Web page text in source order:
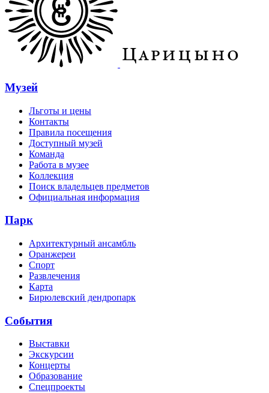
Музей
Льготы и цены
Контакты
Правила посещения
Доступный музей
Команда
Работа в музее
Коллекция
Поиск владельцев предметов
Официальная информация
Парк
Архитектурный ансамбль
Оранжереи
Спорт
Развлечения
Карта
Бирюлевский дендропарк
События
Выставки
Экскурсии
Концерты
Образование
Спецпроекты